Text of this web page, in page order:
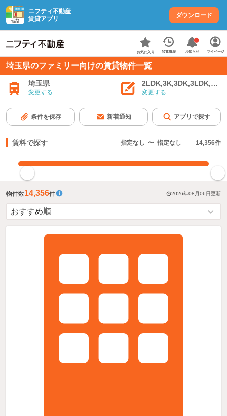
ニフティ不動産
賃貸アプリ
ダウンロード
お気に入り 閲覧履歴 お知らせ マイページ
埼玉県のファミリー向けの賃貸物件一覧
埼玉県
変更する 変更する
条件を保存 新着通知 アプリで探す
賃料で探す 指定なし 〜 指定なし 14,356件
物件数14,356件 2026年08月06日更新